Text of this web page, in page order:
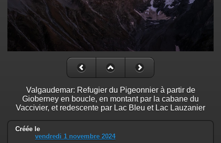
Valgaudemar: Refugier du Pigeonnier à partir de
Gioberney en boucle, en montant par la cabane du
Vaccivier, et redescente par Lac Bleu et Lac Lauzanier
Créée le
vendredi 1 novembre 2024